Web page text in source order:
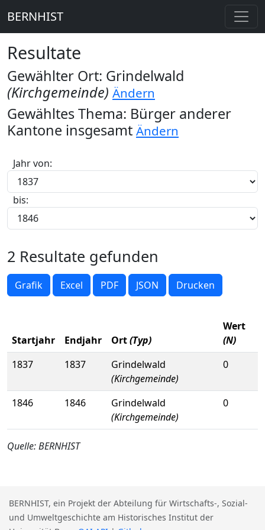
BERNHIST
Resultate
Gewählter Ort: Grindelwald
(Kirchgemeinde) Ändern
Gewähltes Thema: Bürger anderer
Kantone insgesamt Ändern
Jahr von:
bis:
2 Resultate gefunden
Grafik Excel PDF JSON Drucken
Startjahr Endjahr Ort(Typ)
Wert
(N)
1837
1837
Grindelwald
(Kirchgemeinde)
0
1846 1846
Grindelwald
(Kirchgemeinde)
0
Quelle: BERNHIST
BERNHIST, ein Projekt der Abteilung für Wirtschafts-, Sozial-
und Umweltgeschichte am Historisches Institut der